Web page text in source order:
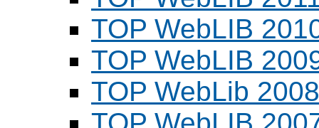
TOP WebLIB
TOP WebLIB
TOP WebLib 2008